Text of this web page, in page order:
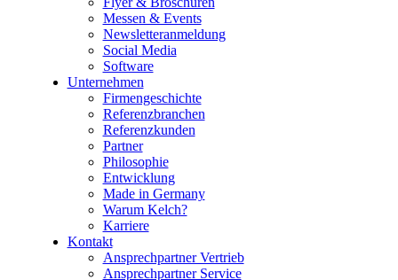
Messen & Events
Newsletteranmeldung
Social Media
Software
Unternehmen
Firmengeschichte
Referenzbranchen
Referenzkunden
Partner
Philosophie
Entwicklung
Made in Germany
Warum Kelch?
Karriere
Kontakt
Ansprechpartner Vertrieb
Ansprechpartner Service